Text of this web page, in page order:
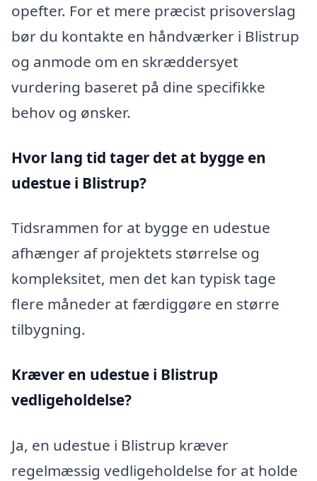
opefter. For et mere præcist prisoverslag
bør du kontakte en håndværker i Blistrup
og anmode om en skræddersyet
vurdering baseret på dine specifikke
behov og ønsker.
Hvor lang tid tager det at bygge en
udestue i Blistrup?
Tidsrammen for at bygge en udestue
afhænger af projektets størrelse og
kompleksitet, men det kan typisk tage
flere måneder at færdiggøre en større
tilbygning.
Kræver en udestue i Blistrup
vedligeholdelse?
Ja, en udestue i Blistrup kræver
regelmæssig vedligeholdelse for at holde